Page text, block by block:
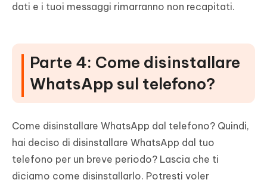
dati e i tuoi messaggi rimarranno non recapitati.
Parte 4: Come disinstallare
WhatsApp sul telefono?
Come disinstallare WhatsApp dal telefono? Quindi,
hai deciso di disinstallare WhatsApp dal tuo
telefono per un breve periodo? Lascia che ti
diciamo come disinstallarlo. Potresti voler